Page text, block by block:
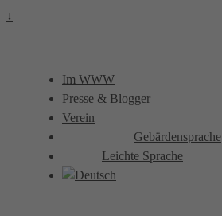
↓
Im WWW
Presse & Blogger
Verein
Gebärdensprache
Leichte Sprache